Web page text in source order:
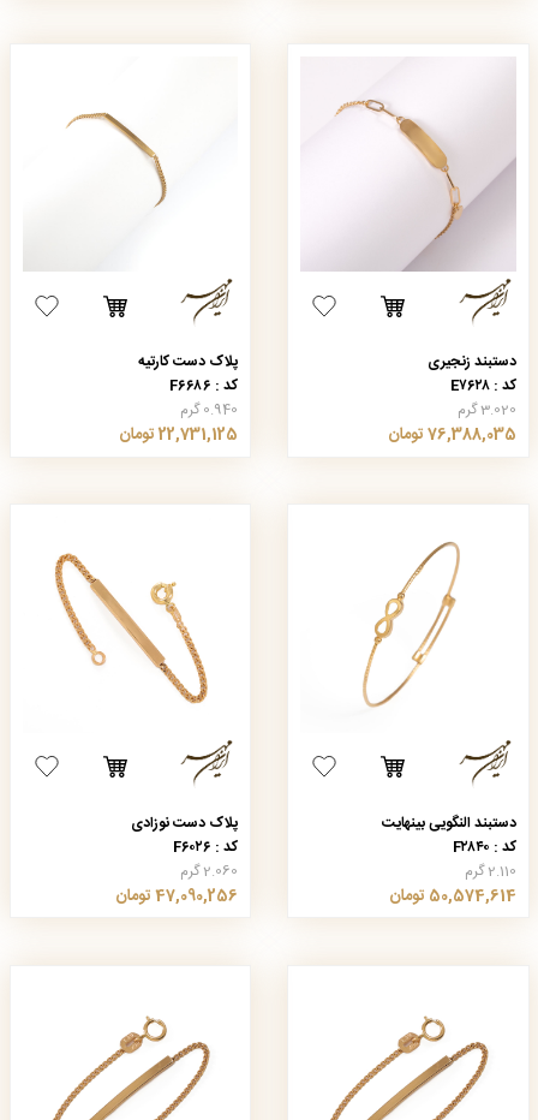
دستبند زنجیری
کد : E۷۶۲۸
3.020 گرم
76,388,035 تومان
پلاک دست کارتیه
کد : F۶۶۸۶
0.940 گرم
22,731,125 تومان
دستبند النگویی بینهایت
کد : F۲۸۴۰
2.110 گرم
50,574,614 تومان
پلاک دست نوزادی
کد : F۶۰۲۶
2.060 گرم
47,090,256 تومان